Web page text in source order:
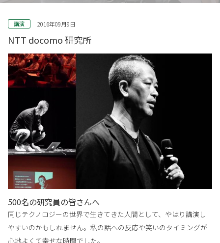
講演 2016年09月9日
NTT docomo 研究所
500名の研究員の皆さんへ
同じテクノロジーの世界で生きてきた人間として、やはり講演し
やすいのかもしれません。私の話への反応や笑いのタイミングが
心地よくて幸せな時間でした。